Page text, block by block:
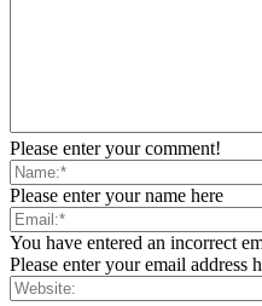
Please enter your comment!
Please enter your name here
You have entered an incorrect
Please enter your email address